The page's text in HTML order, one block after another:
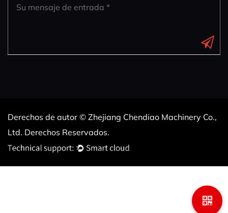
Derechos de autor © Zhejiang Chendiao Machinery Co.,
Ltd. Derechos Reservados.